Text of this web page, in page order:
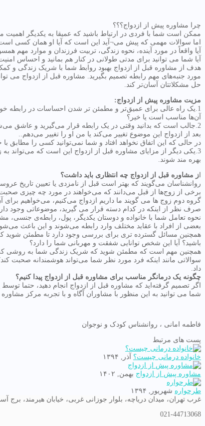
چرا مشاوره پیش از ازدواج؟؟؟
ممکن است شما با فردی در ارتباط باشید که عمیقا به یکدیگر
اما سوالات مهمی که پیش می¬آید این است که آیا او همان کسی است
آیا واقعاً در مورد آینده، نحوه زندگی، تربیت فرزندان و موارد مهم
آیا شما می توانید برای مدتی طولانی در کنار هم بمانید و احساس
هدف از مشاوره قبل از ازدواج بهبود روابط شما با شریک زندگی و
مورد جنبه‌های مهم رابطه تصمیم بگیرید. مشاوره قبل از ازدواج می
حل مشکلاتتان آسان‌تر کند.
مزیت مشاوره پیش از ازدواج:
1.یک راه عالی برای عمیق‌تر و مطمئن تر شدن احساسات در رابطه
آن‌ها مناسب است یا خیر؟
2.جالب است که بدانید وقتی در یک رابطه قرار می‌گیرید و عاشق
بعد از ازدواج این موضوع تغییر می‌کند یا من او را تغییر می‌دهم..
در حالی که این اتفاق نخواهد افتاد و شما نمی‌توانید کسی را مطابق با
3.یکی دیگر از مزایای مشاوره قبل از ازدواج این است که می‌تواند
بهره مند شوند.
ز مشاوره قبل از ازدواج چه انتظاری باید داشت؟
روانشناسان می‌گویند که بهتر است قبل از نامزدی یا تعیین تاریخ
برخی از زوج‌ها از قبل می‌دانند که می‌خواهند در مورد چه چیزی
گروه دوم زوج ها می گویند ما داریم ازدواج می‌کنیم، می‌خواهیم
صرف نظر از اینکه در کدام دسته قرار می گیرید، موضوعاتی وجود
نحوه تعامل شما با خانواده و دوستان یکدیگر، پول، رابطه‌ی جنسی،
بعضی از افراد با عقاید مختلف وارد رابطه می‌شوند و این باعث
همچنین مسائل گسترده تری برای بررسی وجود دارد تا مطمئن شوید
باشید؟ آیا این شخص توانایی شفقت و مهربانی شما را دارد؟
همچنین مهم است که مطمئن شوید که شریک زندگی شما به روشی که
سوالاتی مانند اینکه فرد مورد نظر شما می‌تواند هوشمندانه صحبت
داد.
چگونه یک درمانگر مناسب برای مشاوره قبل از ازدواج پیدا کنیم؟
اگر تصمیم گرفته‌اید که مشاوره قبل از ازدواج انجام دهید، حتما
شما می توانید به این منظور با مشاوران آگاه و با تجربه مرکز
فاطمه امانی ، روانشناس کودک و نوجوان
پست های مرتبط
خانواده درمانی چیست؟ آذر, ۱۳۹۴
مشاوره پیش از ازدواج بهمن, ۱۴۰۲
طرحواره شهریور, ۱۳۹۴
غرب تهران، میدان دریاچه، بلوار جوزانی غربی، خیابان هیرمند، برج
021-44713068